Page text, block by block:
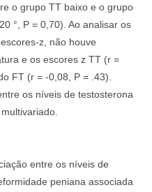
o grupo TT baixo e o grupo
°, P = 0,70). Ao analisar os
z, não houve
e os escores z TT (r =
FT (r = -0,08, P = .43).
os níveis de testosterona
entre os níveis de
peniana associada